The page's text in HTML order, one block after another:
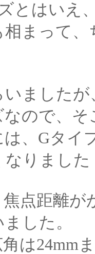
とはい
まって
ました
なので、
、Gタイ
なりました
点距離が
した。
は24mm